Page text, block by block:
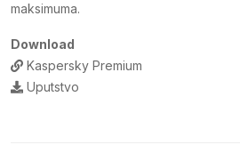
maksimuma.
Download
Kaspersky Premium
Uputstvo